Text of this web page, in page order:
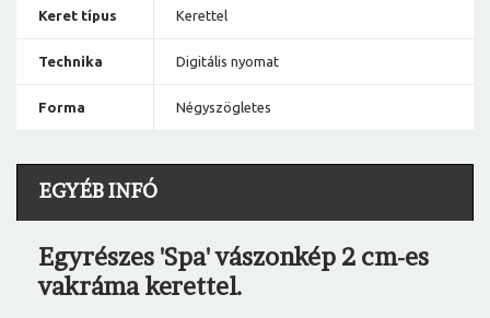
Keret típus Kerettel
Technika Digitális nyomat
Forma Négyszögletes
EGYÉB INFÓ
Egyrészes 'Spa' vászonkép 2 cm-es
vakráma kerettel.